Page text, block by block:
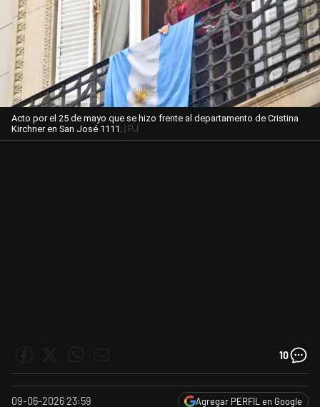
Acto por el 25 de mayo que se hizo frente al departamento de Cristina
Kirchner en San José 1111. | PJ
10
09-06-2026 23:59 Agregar PERFIL en Google